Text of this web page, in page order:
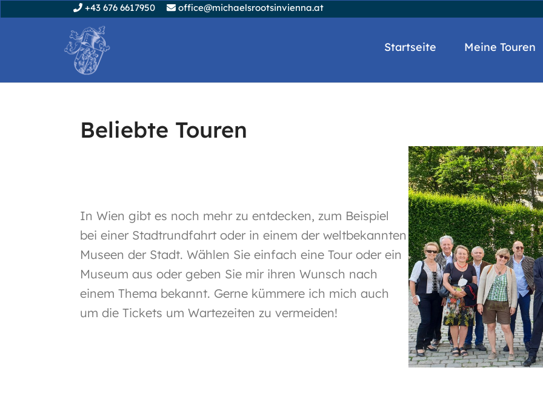
+43 676 6617950 office@michaelsrootsinvienna.at
Startseite Meine Touren
Beliebte Touren
In Wien gibt es noch mehr zu entdecken, zum Beispiel
bei einer Stadtrundfahrt oder in einem der weltbekannten
Museen der Stadt. Wählen Sie einfach eine Tour oder ein
Museum aus oder geben Sie mir ihren Wunsch nach
einem Thema bekannt. Gerne kümmere ich mich auch
um die Tickets um Wartezeiten zu vermeiden!